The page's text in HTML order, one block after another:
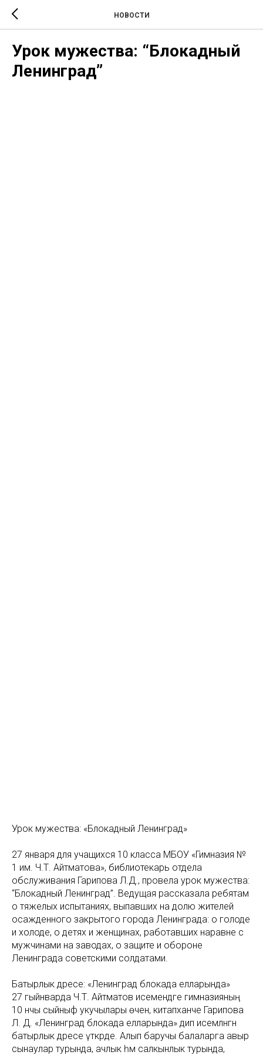
НОВОСТИ
Урок мужества: “Блокадный
Ленинград”
Урок мужества: «Блокадный Ленинград»
27 января для учащихся 10 класса МБОУ «Гимназия №
1 им. Ч.Т. Айтматова», библиотекарь отдела
обслуживания Гарипова Л.Д., провела урок мужества:
“Блокадный Ленинград”. Ведущая рассказала ребятам
о тяжелых испытаниях, выпавших на долю жителей
осажденного закрытого города Ленинграда: о голоде
и холоде, о детях и женщинах, работавших наравне с
мужчинами на заводах, о защите и обороне
Ленинграда советскими солдатами.
Батырлык дәресе: «Ленинград блокада елларында»
27 гыйнварда Ч.Т. Айтматов исемендәге гимназияның
10 нчы сыйныф укучылары өчен, китапханәче Гарипова
Л. Д. «Ленинград блокада елларында» дип исемләнгән
батырлык дәресе үткәрде. Алып баручы балаларга авыр
сынаулар турында, ачлык һәм салкынлык турында,